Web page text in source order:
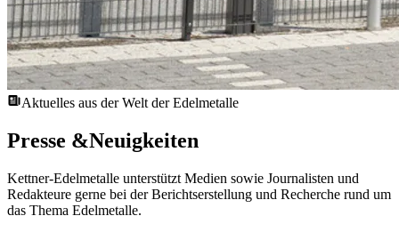
Aktuelles aus der Welt der Edelmetalle
Presse &Neuigkeiten
Kettner-Edelmetalle unterstützt Medien sowie Journalisten und
Redakteure gerne bei der Berichtserstellung und Recherche rund um
das Thema Edelmetalle.